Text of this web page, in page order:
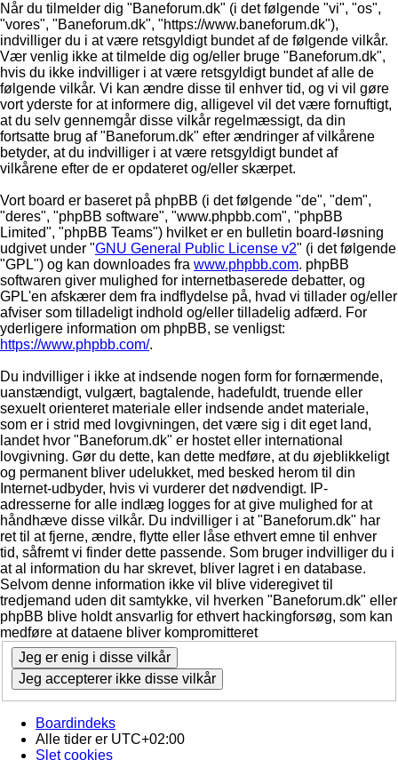
Når du tilmelder dig "Baneforum.dk" (i det følgende "vi", "os",
"vores", "Baneforum.dk", "https://www.baneforum.dk"),
indvilliger du i at være retsgyldigt bundet af de følgende vilkår.
Vær venlig ikke at tilmelde dig og/eller bruge "Baneforum.dk",
hvis du ikke indvilliger i at være retsgyldigt bundet af alle de
følgende vilkår. Vi kan ændre disse til enhver tid, og vi vil gøre
vort yderste for at informere dig, alligevel vil det være fornuftigt,
at du selv gennemgår disse vilkår regelmæssigt, da din
fortsatte brug af "Baneforum.dk" efter ændringer af vilkårene
betyder, at du indvilliger i at være retsgyldigt bundet af
vilkårene efter de er opdateret og/eller skærpet.
Vort board er baseret på phpBB (i det følgende "de", "dem",
"deres", "phpBB software", "www.phpbb.com", "phpBB
Limited", "phpBB Teams") hvilket er en bulletin board-løsning
udgivet under "GNU General Public License v2" (i det følgende
"GPL") og kan downloades fra www.phpbb.com. phpBB
softwaren giver mulighed for internetbaserede debatter, og
GPL'en afskærer dem fra indflydelse på, hvad vi tillader og/eller
afviser som tilladeligt indhold og/eller tilladelig adfærd. For
yderligere information om phpBB, se venligst:
https://www.phpbb.com/.
Du indvilliger i ikke at indsende nogen form for fornærmende,
uanstændigt, vulgært, bagtalende, hadefuldt, truende eller
sexuelt orienteret materiale eller indsende andet materiale,
som er i strid med lovgivningen, det være sig i dit eget land,
landet hvor "Baneforum.dk" er hostet eller international
lovgivning. Gør du dette, kan dette medføre, at du øjeblikkeligt
og permanent bliver udelukket, med besked herom til din
Internet-udbyder, hvis vi vurderer det nødvendigt. IP-
adresserne for alle indlæg logges for at give mulighed for at
håndhæve disse vilkår. Du indvilliger i at "Baneforum.dk" har
ret til at fjerne, ændre, flytte eller låse ethvert emne til enhver
tid, såfremt vi finder dette passende. Som bruger indvilliger du i
at al information du har skrevet, bliver lagret i en database.
Selvom denne information ikke vil blive videregivet til
tredjemand uden dit samtykke, vil hverken "Baneforum.dk" eller
phpBB blive holdt ansvarlig for ethvert hackingforsøg, som kan
medføre at dataene bliver kompromitteret
Boardindeks
Alle tider er UTC+02:00
Slet cookies